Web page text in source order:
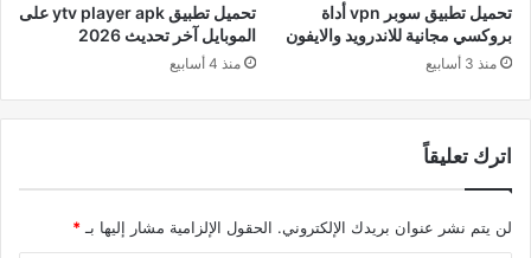
تحميل تطبيق سوبر vpn أداة
بروكسي مجانية للاندرويد والايفون
منذ 3 أسابيع
تحميل تطبيق ytv player apk على
الموبايل آخر تحديث 2026
منذ 4 أسابيع
اترك تعليقاً
لن يتم نشر عنوان بريدك الإلكتروني. الحقول الإلزامية مشار إليها بـ *